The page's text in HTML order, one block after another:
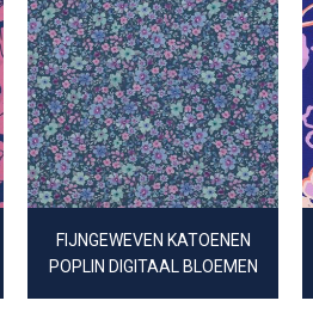
FIJNGEWEVEN KATOENEN
POPLIN DIGITAAL BLOEMEN